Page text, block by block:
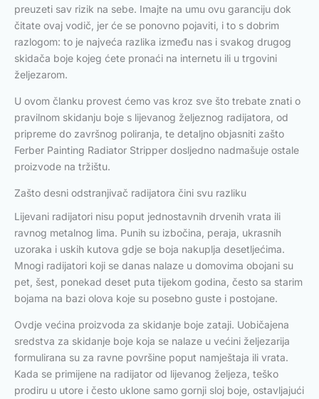
preuzeti sav rizik na sebe. Imajte na umu ovu garanciju dok
čitate ovaj vodič, jer će se ponovno pojaviti, i to s dobrim
razlogom: to je najveća razlika između nas i svakog drugog
skidača boje kojeg ćete pronaći na internetu ili u trgovini
željezarom.
U ovom članku provest ćemo vas kroz sve što trebate znati o
pravilnom skidanju boje s lijevanog željeznog radijatora, od
pripreme do završnog poliranja, te detaljno objasniti zašto
Ferber Painting Radiator Stripper dosljedno nadmašuje ostale
proizvode na tržištu.
Zašto desni odstranjivač radijatora čini svu razliku
Lijevani radijatori nisu poput jednostavnih drvenih vrata ili
ravnog metalnog lima. Punih su izbočina, peraja, ukrasnih
uzoraka i uskih kutova gdje se boja nakuplja desetljećima.
Mnogi radijatori koji se danas nalaze u domovima obojani su
pet, šest, ponekad deset puta tijekom godina, često sa starim
bojama na bazi olova koje su posebno guste i postojane.
Ovdje većina proizvoda za skidanje boje zataji. Uobičajena
sredstva za skidanje boje koja se nalaze u većini željezarija
formulirana su za ravne površine poput namještaja ili vrata.
Kada se primijene na radijator od lijevanog željeza, teško
prodiru u utore i često uklone samo gornji sloj boje, ostavljajući